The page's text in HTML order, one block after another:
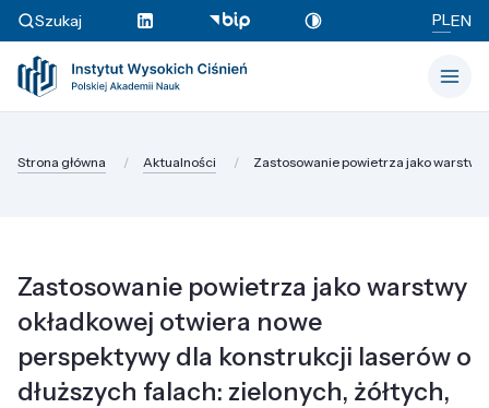
Szukaj PLEN
Strona główna Aktualności Zastosowanie powietrza jako warstwy
Zastosowanie powietrza jako warstwy
okładkowej otwiera nowe
perspektywy dla konstrukcji laserów o
dłuższych falach: zielonych, żółtych,